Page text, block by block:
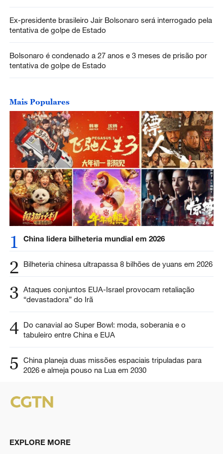
Ex-presidente brasileiro Jair Bolsonaro será interrogado pela
tentativa de golpe de Estado
Bolsonaro é condenado a 27 anos e 3 meses de prisão por
tentativa de golpe de Estado
Mais Populares
1 China lidera bilheteria mundial em 2026
2 Bilheteria chinesa ultrapassa 8 bilhões de yuans em 2026
3 Ataques conjuntos EUA-Israel provocam retaliação
“devastadora” do Irã
4 Do canavial ao Super Bowl: moda, soberania e o
tabuleiro entre China e EUA
5
China planeja duas missões espaciais tripuladas para
2026 e almeja pouso na Lua em 2030
EXPLORE MORE